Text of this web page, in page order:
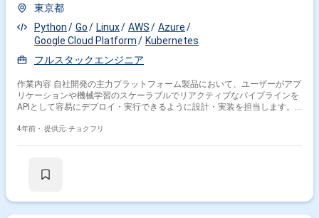
東京都
Python
Go Linux AWS
Azure
Google Cloud Platform
Kubernetes
フルスタックエンジニア
作業内容 自社開発の主力プラットフォーム製品において、ユーザーがアプ
リケーションや機械学習のスケーラブルでリアクティブなパイプラインを
APIとして容易にデプロイ・実行できるように設計・実装を担当します。
イナーがアプリケーションや機械学習パイプラインをリアクティブAPIと
ォーム全体のプロダクト戦略は、メインビジネスやプロダクトオーナーか
4年前・ 提供元: チョクフリ